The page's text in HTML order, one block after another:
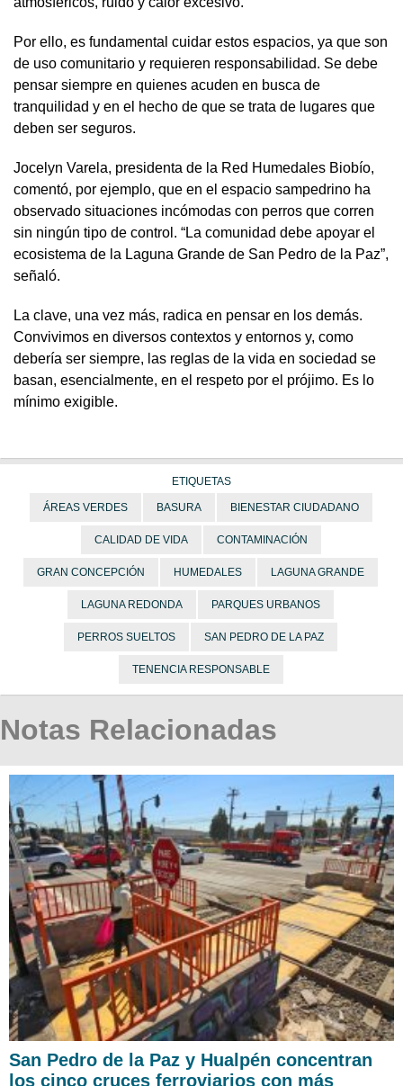
Por ello, es fundamental cuidar estos espacios, ya que son
de uso comunitario y requieren responsabilidad. Se debe
pensar siempre en quienes acuden en busca de
tranquilidad y en el hecho de que se trata de lugares que
deben ser seguros.
Jocelyn Varela, presidenta de la Red Humedales Biobío,
comentó, por ejemplo, que en el espacio sampedrino ha
observado situaciones incómodas con perros que corren
sin ningún tipo de control. “La comunidad debe apoyar el
ecosistema de la Laguna Grande de San Pedro de la Paz”,
señaló.
La clave, una vez más, radica en pensar en los demás.
Convivimos en diversos contextos y entornos y, como
debería ser siempre, las reglas de la vida en sociedad se
basan, esencialmente, en el respeto por el prójimo. Es lo
mínimo exigible.
ETIQUETAS
ÁREAS VERDES BASURA BIENESTAR CIUDADANO
CALIDAD DE VIDA CONTAMINACIÓN
GRAN CONCEPCIÓN HUMEDALES LAGUNA GRANDE
LAGUNA REDONDA PARQUES URBANOS
PERROS SUELTOS SAN PEDRO DE LA PAZ
TENENCIA RESPONSABLE
Notas Relacionadas
San Pedro de la Paz y Hualpén concentran
los cinco cruces ferroviarios con más